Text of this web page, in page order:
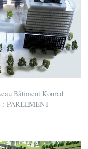
Bâtiment Konrad
: PARLEMENT